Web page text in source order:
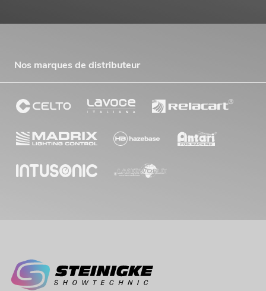
Nos marques de distributeur